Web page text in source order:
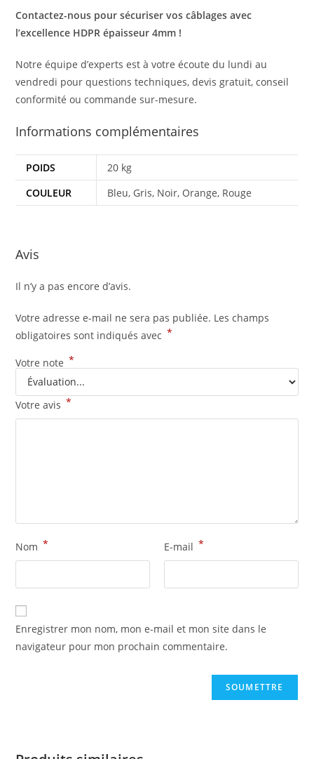
Contactez-nous pour sécuriser vos câblages avec
l’excellence HDPR épaisseur 4mm !
Notre équipe d’experts est à votre écoute du lundi au
vendredi pour questions techniques, devis gratuit, conseil
conformité ou commande sur-mesure.
Informations complémentaires
POIDS
20 kg
COULEUR
Bleu, Gris, Noir, Orange, Rouge
Avis
Il n’y a pas encore d’avis.
Votre adresse e-mail ne sera pas publiée. Les champs
obligatoires sont indiqués avec *
Votre note *
Votre avis *
Nom * E-mail *
Enregistrer mon nom, mon e-mail et mon site dans le
navigateur pour mon prochain commentaire.